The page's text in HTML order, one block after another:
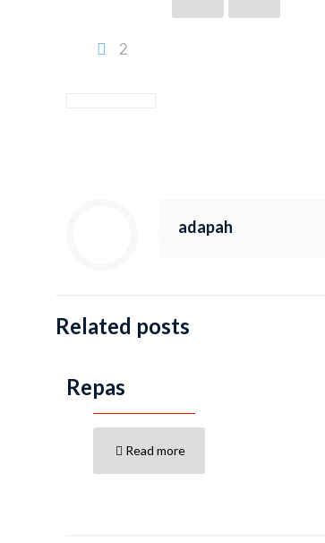
2
adapah
Related posts
Repas
Read more